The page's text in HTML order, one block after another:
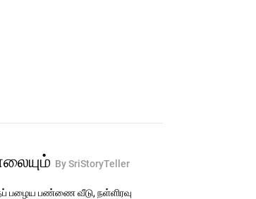
By SriStoryTeller
பழைய பண்ணை வீடு, நள்ளிரவு